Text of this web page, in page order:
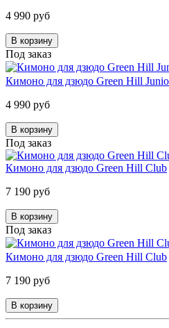
4 990 руб
В корзину
Под заказ
Кимоно для дзюдо Green Hill
4 990 руб
В корзину
Под заказ
Кимоно для дзюдо Green Hill Club
7 190 руб
В корзину
Под заказ
Кимоно для дзюдо Green Hill Club
7 190 руб
В корзину